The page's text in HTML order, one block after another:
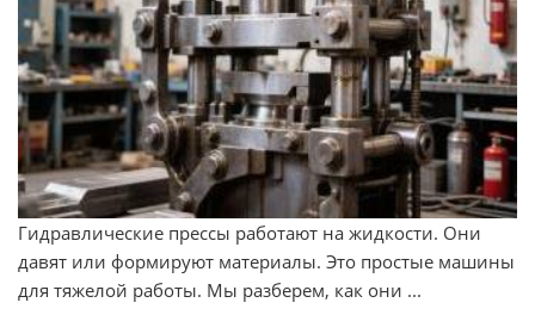
Гидравлические прессы работают на жидкости. Они
давят или формируют материалы. Это простые машины
для тяжелой работы. Мы разберем, как они ...